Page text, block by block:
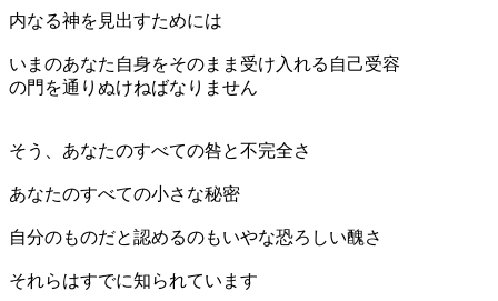
内なる神を見出すためには
いまのあなた自身をそのまま受け入れる自己受容
の門を通りぬけねばなりません
そう、あなたのすべての咎と不完全さ
あなたのすべての小さな秘密
自分のものだと認めるのもいやな恐ろしい醜さ
それらはすでに知られています